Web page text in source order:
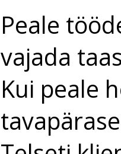
Peale
vajada
Kui peale